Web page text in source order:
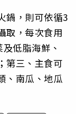
鍋，則可依循3
取，每次食用
低脂海鮮、
第三、主食可
、南瓜、地瓜